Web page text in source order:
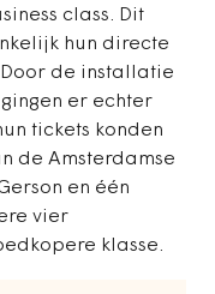
class. Dit
hun directe
de installatie
er echter
tickets konden
de Amsterdamse
en één
vier
klasse.